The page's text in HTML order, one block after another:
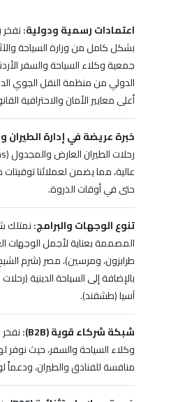
اعتمادات رسمية ودولية:
بشكل كامل من وزارة السياحة
أعلى معايير الأمان والاحترافية
خبرة عريضة في إدارة الطيران
عالية، مما يضمن لعملائنا
حتى في أوقات الذروة.
تنوع الوجهات والبرامج:نمتلك
المصممة بعناية لأجمل الوجهات
طرابزون، ومرسين)، مصر (شرم
بالإضافة إلى السياحة الدينية
آسيا (طشقند).
شبكة شركاء قوية (B2B):
وكلاء السياحة والسفر، حيث
منافسة للفنادق والطيران، ودعماً